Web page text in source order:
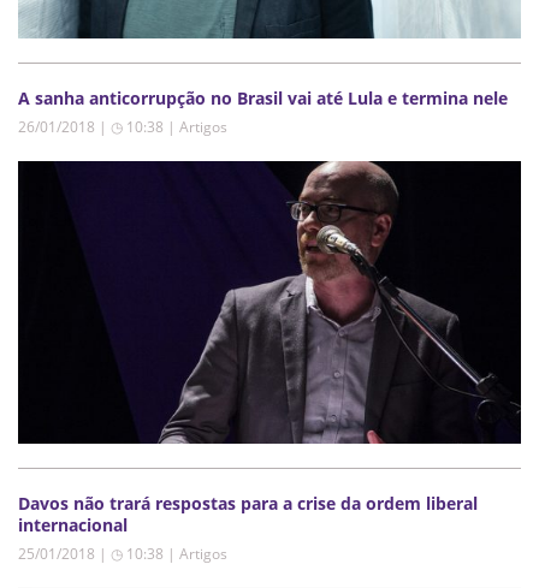
A sanha anticorrupção no Brasil vai até Lula e termina nele
26/01/2018 | ◷ 10:38 | Artigos
Davos não trará respostas para a crise da ordem liberal
internacional
25/01/2018 | ◷ 10:38 | Artigos